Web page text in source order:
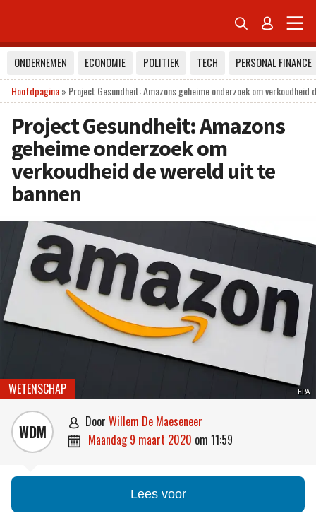
 
ONDERNEMEN ECONOMIE POLITIEK TECH
PERSONAL FINANCE
Hoofdpagina» Project Gesundheit: Amazons geheime onderzoek om verkoudheid
Project Gesundheit: Amazons
geheime onderzoek om
verkoudheid de wereld uit te
bannen
EPA
WETENSCHAP
WDM  door Willem De Maeseneer
 maandag 9 maart 2020 om 11:59
Lees voor